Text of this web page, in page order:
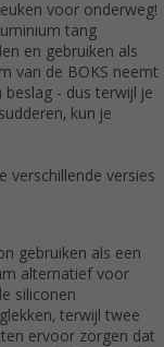
voor onderweg!
tang
en gebruiken als
van de BOKS neemt
- dus terwijl je
kun je
verschillende versies
gebruiken als een
alternatief voor
siliconen
terwijl twee
ervoor zorgen dat